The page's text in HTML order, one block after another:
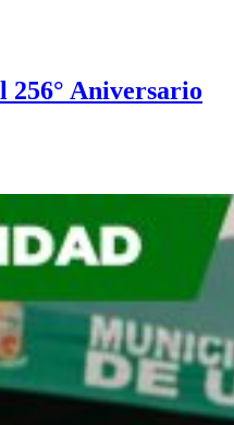
256° Aniversario